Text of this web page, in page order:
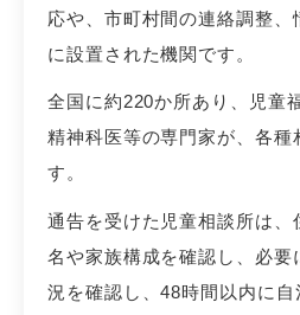
応や、市町村間の連絡調整、
に設置された機関です。
全国に約220か所あり、児童
精神科医等の専門家が、各種
す。
通告を受けた児童相談所は、
名や家族構成を確認し、必要
況を確認し、48時間以内に